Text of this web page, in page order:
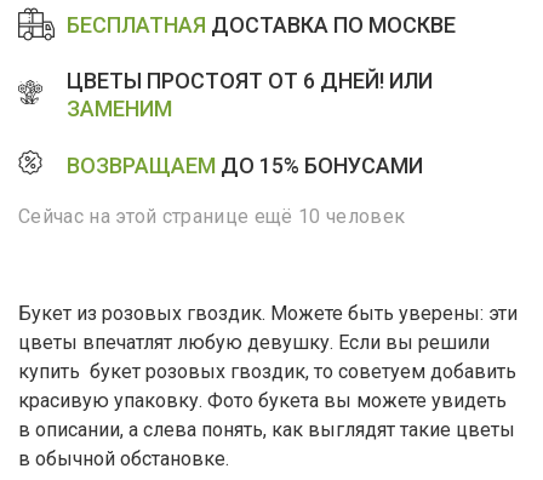
БЕСПЛАТНАЯ ДОСТАВКА ПО МОСКВЕ
ЦВЕТЫ ПРОСТОЯТ ОТ 6 ДНЕЙ! ИЛИ
ЗАМЕНИМ
ВОЗВРАЩАЕМ ДО 15% БОНУСАМИ
Сейчас на этой странице ещё 10 человек
Букет из розовых гвоздик. Можете быть уверены: эти
цветы впечатлят любую девушку. Если вы решили
купить букет розовых гвоздик, то советуем добавить
красивую упаковку. Фото букета вы можете увидеть
в описании, а слева понять, как выглядят такие цветы
в обычной обстановке.